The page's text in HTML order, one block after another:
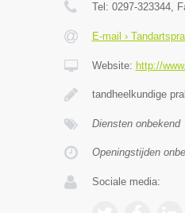
Tel: 0297-323344,
E-mail ›
Website: http://
tandheelkundige
Diensten onbekend
Openingstijden
Sociale media: